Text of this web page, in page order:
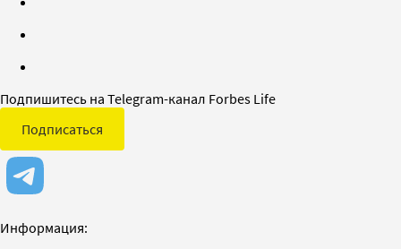
Подпишитесь на Telegram-канал Forbes Life
Подписаться
Информация: